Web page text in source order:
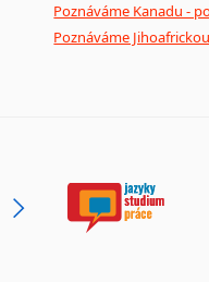
Poznáváme Kanadu -
Poznáváme